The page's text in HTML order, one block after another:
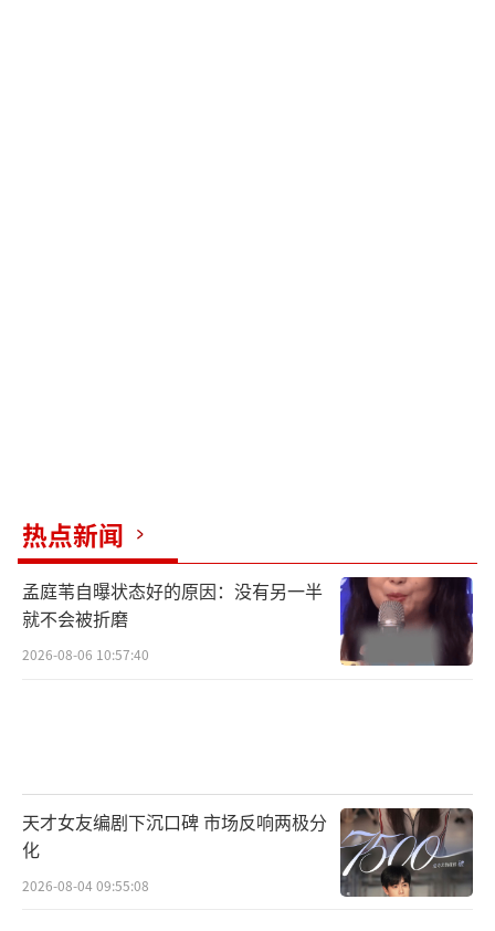
商界精英到灶台匠人的形象转变尤为关注，业
内将其视为"品质导向"创作趋势的印证。（责任
编辑：0882）
热点新闻
孟庭苇自曝状态好的原因：没有另一半
就不会被折磨
2026-08-06 10:57:40
天才女友编剧下沉口碑 市场反响两极分
化
2026-08-04 09:55:08